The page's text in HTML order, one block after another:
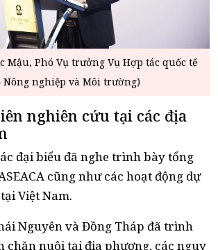
Mậu, Phó Vụ trưởng Vụ Hợp tác quốc tế
Nông nghiệp và Môi trường)
nghiên cứu tại các địa
đại biểu đã nghe trình bày tổng
cũng như các hoạt động dự
Việt Nam.
Nguyên và Đồng Tháp đã trình
chăn nuôi tại địa phương, các nguy